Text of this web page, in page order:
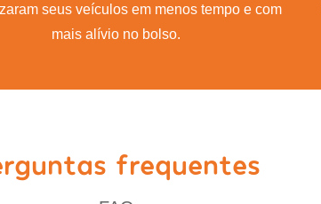
seus veículos em menos tempo e com
mais alívio no bolso.
frequentes